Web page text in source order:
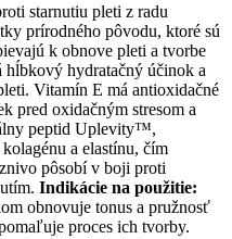
starnutiu pleti z radu
prírodného pôvodu, ktoré sú
k obnove pleti a tvorbe
hydratačný účinok a
Vitamín E má antioxidačné
pred oxidačným stresom a
peptid Uplevity™,
a elastínu, čím
pôsobí v boji proti
Indikácie na použitie:
obnovuje tonus a pružnosť
proces ich tvorby.